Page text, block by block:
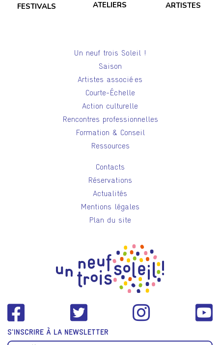
FESTIVALS ATELIERS ARTISTES
Un neuf trois Soleil !
Saison
Artistes associé·es
Courte-Échelle
Action culturelle
Rencontres professionnelles
Formation & Conseil
Ressources
Contacts
Réservations
Actualités
Mentions légales
Plan du site
S'INSCRIRE À LA NEWSLETTER